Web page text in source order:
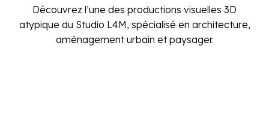
Découvrez l’une des productions visuelles 3D
atypique du Studio L4M, spécialisé en architecture,
aménagement urbain et paysager.